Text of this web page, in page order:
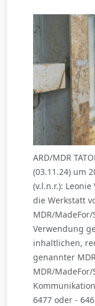
ARD/MDR
(03.11.24) um
(v.l.n.r.):
die Werkstatt
MDR/
Verwendung
inhaltlichen,
genannter
MDR/
6477 oder -